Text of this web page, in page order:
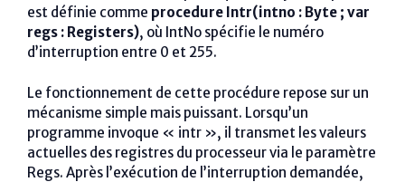
est définie comme procedure Intr(intno : Byte ; var
regs : Registers), où IntNo spécifie le numéro
d’interruption entre 0 et 255.
Le fonctionnement de cette procédure repose sur un
mécanisme simple mais puissant. Lorsqu’un
programme invoque « intr », il transmet les valeurs
actuelles des registres du processeur via le paramètre
Regs. Après l’exécution de l’interruption demandée,